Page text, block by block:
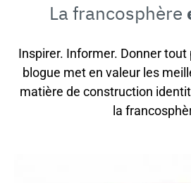
La francosphère
Inspirer. Informer. Donner tout
blogue met en valeur les
matière de construction
la